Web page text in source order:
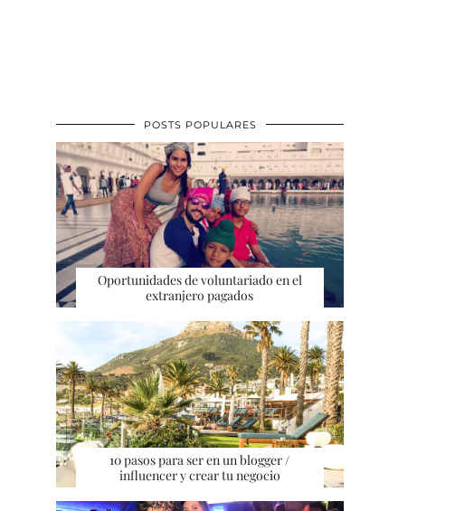
POSTS POPULARES
Oportunidades de voluntariado en el
extranjero pagados
10 pasos para ser en un blogger /
influencer y crear tu negocio